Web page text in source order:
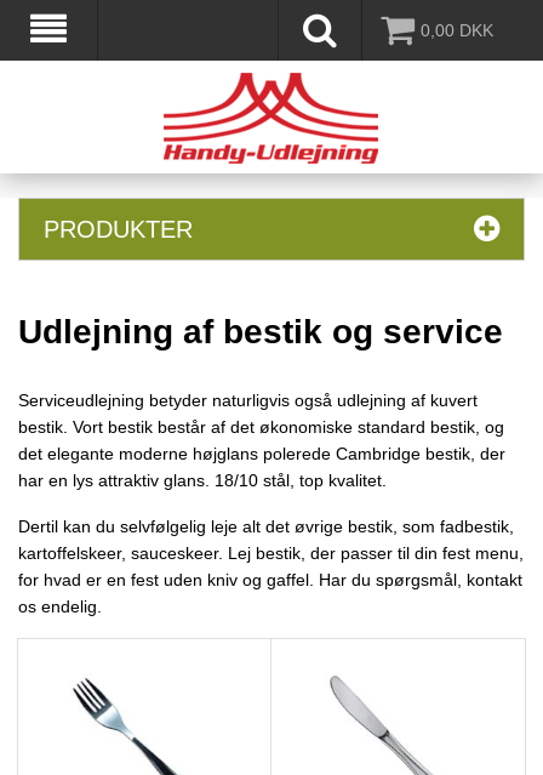
0,00 DKK
PRODUKTER
Udlejning af bestik og service
Serviceudlejning betyder naturligvis også udlejning af kuvert
bestik. Vort bestik består af det økonomiske standard bestik, og
det elegante moderne højglans polerede Cambridge bestik, der
har en lys attraktiv glans. 18/10 stål, top kvalitet.
Dertil kan du selvfølgelig leje alt det øvrige bestik, som fadbestik,
kartoffelskeer, sauceskeer. Lej bestik, der passer til din fest menu,
for hvad er en fest uden kniv og gaffel. Har du spørgsmål, kontakt
os endelig.